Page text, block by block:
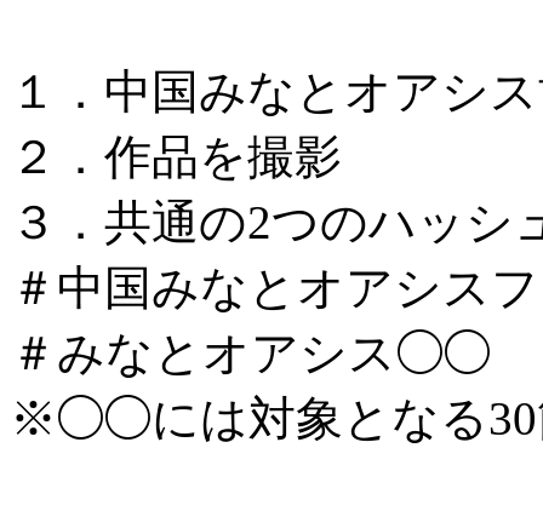
１．中国みなとオアシ
２．作品を撮影
３．共通の2つのハッシ
＃中国みなとオアシス
＃みなとオアシス◯◯
※◯◯には対象となる30